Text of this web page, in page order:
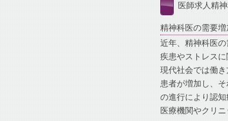
医師求人精
精神科医の需要
近年、精神科医
疾患やストレス
現代社会では働
患者が増加し、
の進行により認
医療機関やクリ